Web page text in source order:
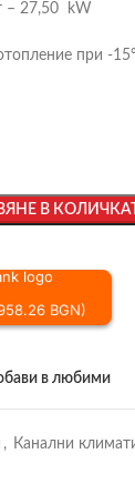
– 27,50 kW
при -
В
BGN)
в любими
, Канални